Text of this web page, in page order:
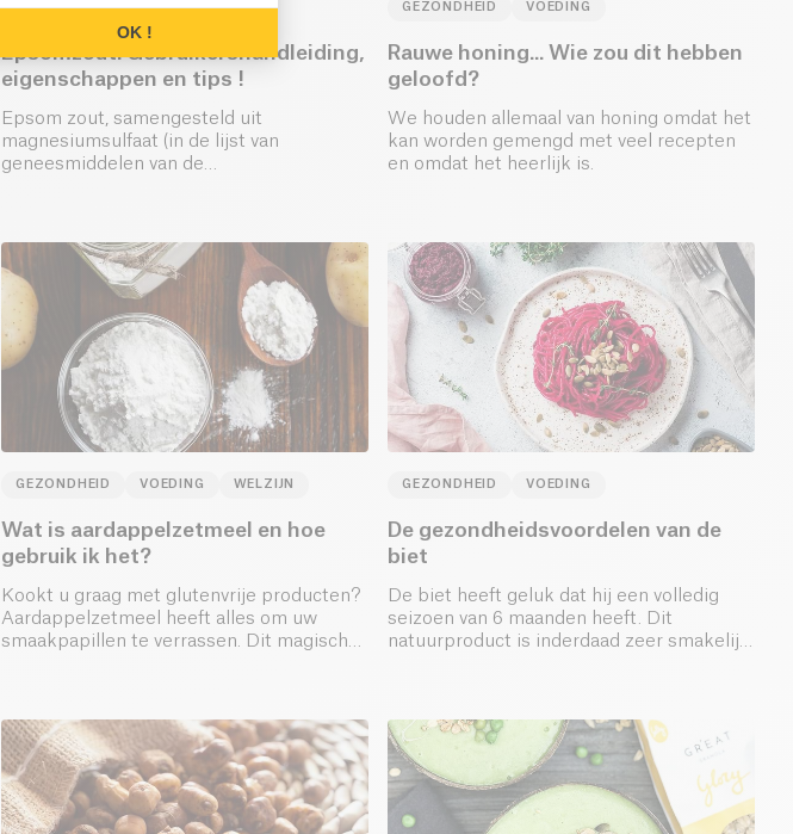
GEZONDHEID VOEDING
Epsomzout: Gebruikershandleiding,
eigenschappen en tips !
Epsom zout, samengesteld uit
magnesiumsulfaat (in de lijst van
geneesmiddelen van de
GEZONDHEID VOEDING
Rauwe honing... Wie zou dit hebben
geloofd?
We houden allemaal van honing omdat het
kan worden gemengd met veel recepten
en omdat het heerlijk is.
GEZONDHEID VOEDING WELZIJN
Wat is aardappelzetmeel en hoe
gebruik ik het?
Kookt u graag met glutenvrije producten?
Aardappelzetmeel heeft alles om uw
smaakpapillen te verrassen. Dit magische
GEZONDHEID VOEDING
De gezondheidsvoordelen van de
biet
De biet heeft geluk dat hij een volledig
seizoen van 6 maanden heeft. Dit
natuurproduct is inderdaad zeer smakelijk
OK !